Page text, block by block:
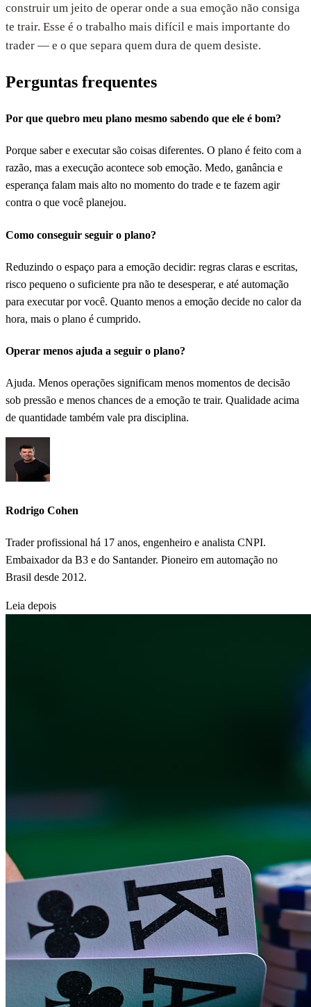
construir um jeito de operar onde a sua emoção não consiga
te trair. Esse é o trabalho mais difícil e mais importante do
trader — e o que separa quem dura de quem desiste.
Perguntas frequentes
Por que quebro meu plano mesmo sabendo que ele é bom?
Porque saber e executar são coisas diferentes. O plano é feito com a
razão, mas a execução acontece sob emoção. Medo, ganância e
esperança falam mais alto no momento do trade e te fazem agir
contra o que você planejou.
Como conseguir seguir o plano?
Reduzindo o espaço para a emoção decidir: regras claras e escritas,
risco pequeno o suficiente pra não te desesperar, e até automação
para executar por você. Quanto menos a emoção decide no calor da
hora, mais o plano é cumprido.
Operar menos ajuda a seguir o plano?
Ajuda. Menos operações significam menos momentos de decisão
sob pressão e menos chances de a emoção te trair. Qualidade acima
de quantidade também vale pra disciplina.
Rodrigo Cohen
Trader profissional há 17 anos, engenheiro e analista CNPI.
Embaixador da B3 e do Santander. Pioneiro em automação no
Brasil desde 2012.
Leia depois